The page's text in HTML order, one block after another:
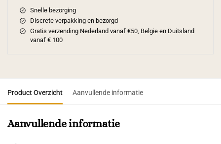
Snelle bezorging
Discrete verpakking en bezorgd
Gratis verzending Nederland vanaf €50, Belgie en Duitsland
vanaf € 100
Product Overzicht Aanvullende informatie
Aanvullende informatie